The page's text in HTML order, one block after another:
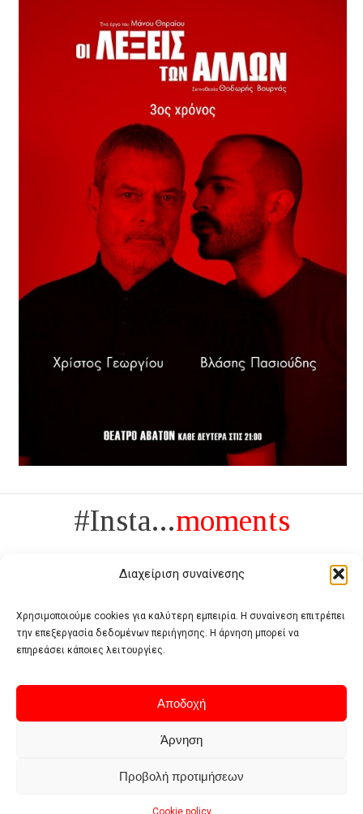
Διαχείριση συναίνεσης
Χρησιμοποιούμε cookies για καλύτερη εμπειρία. Η συναίνεση επιτρέπει
την επεξεργασία δεδομένων περιήγησης. Η άρνηση μπορεί να
επηρεάσει κάποιες λειτουργίες.
Αποδοχή
Άρνηση
Προβολή προτιμήσεων
Cookie policy
#Insta...moments
Πολυτέλεια δεν είναι το αντίθετο της ανέχειας, είναι το αντίθετο της
Terms of use Privacy policy Cookie policy